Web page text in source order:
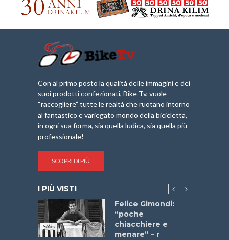
Con al primo posto la qualità delle immagini e dei
suoi prodotti confezionati, Bike Tv, vuole
“raccogliere” tutte le realtà che ruotano intorno
al fantastico e variegato mondo della bicicletta,
in ogni sua forma, sia quella ludica, sia quella più
professionale!
SCOPRI DI PIÙ
I PIÙ VISTI
Felice Gimondi:
“poche
chiacchiere e
menare” – r